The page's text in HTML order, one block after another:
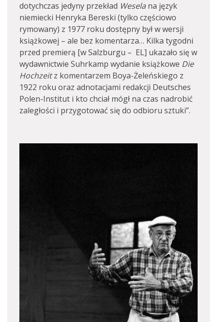
dotychczas jedyny przekład Wesela na język
niemiecki Henryka Bereski (tylko częściowo
rymowany) z 1977 roku dostępny był w wersji
książkowej – ale bez komentarza… Kilka tygodni
przed premierą [w Salzburgu – EL] ukazało się w
wydawnictwie Suhrkamp wydanie książkowe Die
Hochzeitz komentarzem Boya-Żeleńskiego z
1922 roku oraz adnotacjami redakcji Deutsches
Polen-Institut i kto chciał mógł na czas nadrobić
zaległości i przygotować się do odbioru sztuki”.